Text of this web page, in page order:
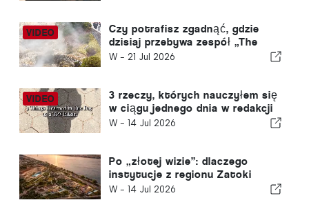
znaczenie
Czy potrafisz zgadnąć, gdzie
dzisiaj przebywa zespół „The
Portugal News”?
W - 21 Jul 2026
3 rzeczy, których nauczyłem się
w ciągu jednego dnia w redakcji
„The Portugal News”
W - 14 Jul 2026
Po „złotej wizie”: dlaczego
instytucje z regionu Zatoki
Perskiej nadal inwestują w
W - 14 Jul 2026